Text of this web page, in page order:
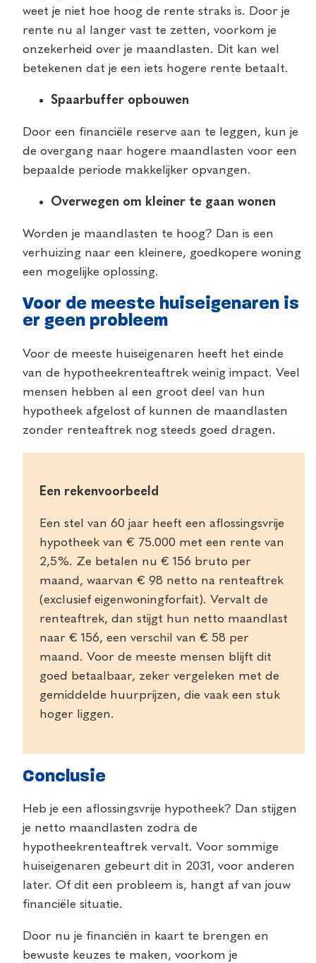
weet je niet hoe hoog de rente straks is. Door je
rente nu al langer vast te zetten, voorkom je
onzekerheid over je maandlasten. Dit kan wel
betekenen dat je een iets hogere rente betaalt.
Spaarbuffer opbouwen
Door een financiële reserve aan te leggen, kun je
de overgang naar hogere maandlasten voor een
bepaalde periode makkelijker opvangen.
Overwegen om kleiner te gaan wonen
Worden je maandlasten te hoog? Dan is een
verhuizing naar een kleinere, goedkopere woning
een mogelijke oplossing.
Voor de meeste huiseigenaren is
er geen probleem
Voor de meeste huiseigenaren heeft het einde
van de hypotheekrenteaftrek weinig impact. Veel
mensen hebben al een groot deel van hun
hypotheek afgelost of kunnen de maandlasten
zonder renteaftrek nog steeds goed dragen.
Een rekenvoorbeeld
Een stel van 60 jaar heeft een aflossingsvrije
hypotheek van € 75.000 met een rente van
2,5%. Ze betalen nu € 156 bruto per
maand, waarvan € 98 netto na renteaftrek
(exclusief eigenwoningforfait). Vervalt de
renteaftrek, dan stijgt hun netto maandlast
naar € 156, een verschil van € 58 per
maand. Voor de meeste mensen blijft dit
goed betaalbaar, zeker vergeleken met de
gemiddelde huurprijzen, die vaak een stuk
hoger liggen.
Conclusie
Heb je een aflossingsvrije hypotheek? Dan stijgen
je netto maandlasten zodra de
hypotheekrenteaftrek vervalt. Voor sommige
huiseigenaren gebeurt dit in 2031, voor anderen
later. Of dit een probleem is, hangt af van jouw
financiële situatie.
Door nu je financiën in kaart te brengen en
bewuste keuzes te maken, voorkom je